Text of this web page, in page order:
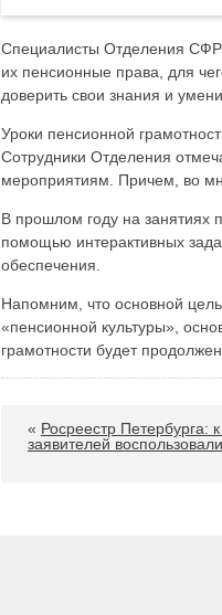
Специалисты Отделения СФР
их пенсионные права, для
доверить свои знания и
Уроки пенсионной
Сотрудники Отделения
мероприятиям. Причем, во
В прошлом году на занятиях
помощью интерактивных
обеспечения.
Напомним, что основной
«пенсионной культуры»,
грамотности будет
« Росреестр Петербурга:
заявителей